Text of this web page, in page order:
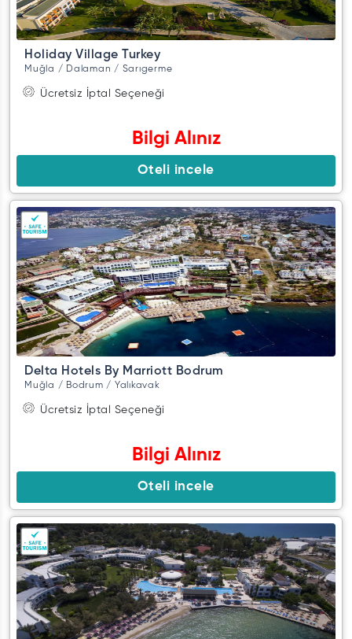
Holiday Village Turkey
Muğla / Dalaman / Sarıgerme
Ücretsiz İptal Seçeneği
Bilgi Alınız
Oteli incele
Delta Hotels By Marriott Bodrum
Muğla / Bodrum / Yalıkavak
Ücretsiz İptal Seçeneği
Bilgi Alınız
Oteli incele